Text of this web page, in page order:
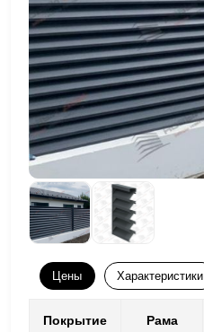
Цены Характеристики
Покрытие Рама